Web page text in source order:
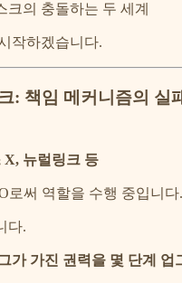
의 충돌하는 두 세계
작하겠습니다.
: 책임 메커니즘의 실
X, 뉴럴링크 등
로써 역할을 수행 중입니다.
다.
가 가진 권력을 몇 단계